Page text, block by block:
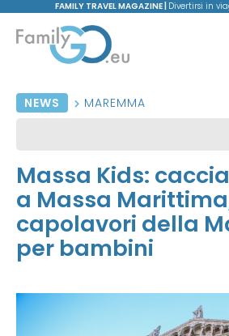
FAMILY TRAVEL MAGAZINE | Divertirsi in
NEWS MAREMMA
Massa Kids:
a Massa
capolavori della
per bambini